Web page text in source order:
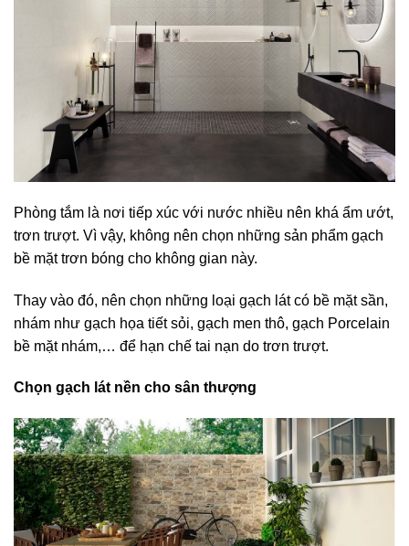
Phòng tắm là nơi tiếp xúc với nước nhiều nên khá ẩm ướt,
trơn trượt. Vì vậy, không nên chọn những sản phẩm gạch
bề mặt trơn bóng cho không gian này.
Thay vào đó, nên chọn những loại gạch lát có bề mặt sần,
nhám như gạch họa tiết sỏi, gạch men thô, gạch Porcelain
bề mặt nhám,… để hạn chế tai nạn do trơn trượt.
Chọn gạch lát nền cho sân thượng